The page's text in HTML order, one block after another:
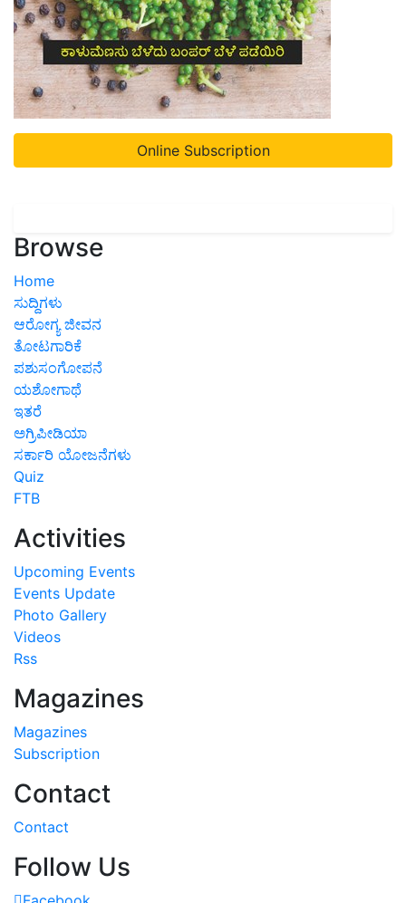
Online Subscription
Browse
Home
ಸುದ್ದಿಗಳು
ಆರೋಗ್ಯ ಜೀವನ
ತೋಟಗಾರಿಕೆ
ಪಶುಸಂಗೋಪನೆ
ಯಶೋಗಾಥೆ
ಇತರೆ
ಅಗ್ರಿಪೀಡಿಯಾ
ಸರ್ಕಾರಿ ಯೋಜನೆಗಳು
Quiz
FTB
Activities
Upcoming Events
Events Update
Photo Gallery
Videos
Rss
Magazines
Magazines
Subscription
Contact
Contact
Follow Us